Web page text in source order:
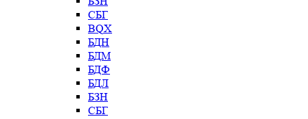
СБГ
BQX
БДН
БДМ
БДФ
БДЛ
БЗН
СБГ